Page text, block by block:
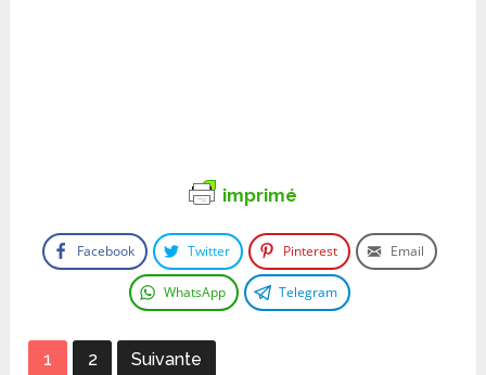
imprimé
Facebook Twitter Pinterest Email
WhatsApp Telegram
1 2 Suivante